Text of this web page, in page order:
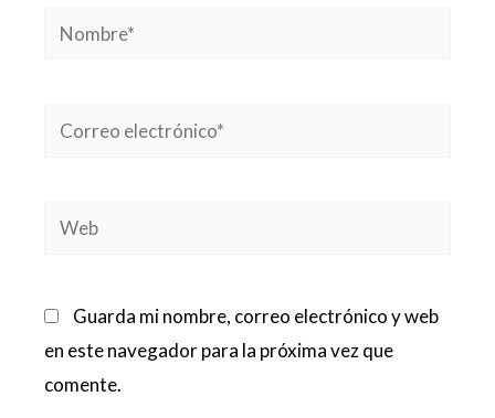
Nombre*
Correo
Web
Guarda mi nombre, correo electrónico y web
en este navegador para la próxima vez que
comente.